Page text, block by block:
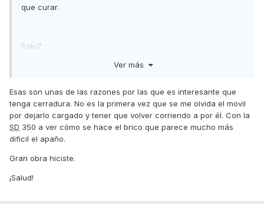
que curar.
Salu2
Ver más
Esas son unas de las razones por las que es interesante que
tenga cerradura. No es la primera vez que se me olvida el movil
por dejarlo cargado y tener que volver corriendo a por él. Con la
SD 350 a ver cómo se hace el brico que parece mucho más
dificil el apaño.
Gran obra hiciste.
¡Salud!